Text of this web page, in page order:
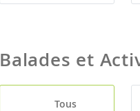
Balades et
Tous